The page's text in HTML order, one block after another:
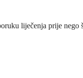
liječenja prije nego